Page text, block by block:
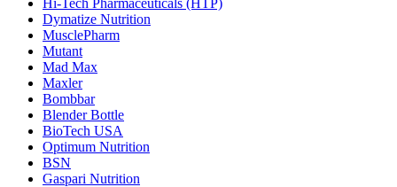
Dymatize Nutrition
MusclePharm
Mutant
Mad Max
Maxler
Bombbar
Blender Bottle
BioTech USA
Optimum Nutrition
BSN
Gaspari Nutrition